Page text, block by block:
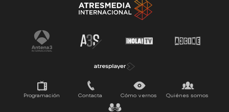
Tu cara me suena Pasapalabra
Programación Contacta Cómo vernos Quiénes somos